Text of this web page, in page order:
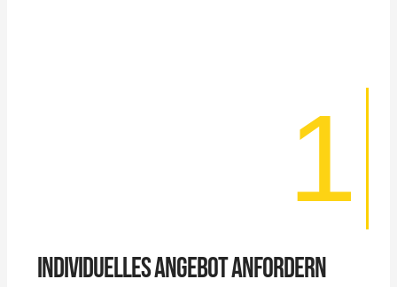
1
INDIVIDUELLES ANGEBOT ANFORDERN